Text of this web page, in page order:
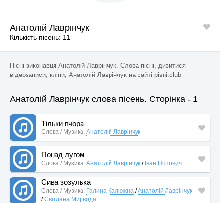
Анатолій Лаврінчук
Кількість пісень: 11
Пісні виконавця Анатолій Лаврінчук. Слова пісні, дивитися
відеозаписи, кліпи, Анатолій Лаврінчук на сайті pisni.club
Анатолій Лаврінчук слова пісень. Сторінка - 1
Тільки вчора
Слова / Музика: Анатолій Лаврінчук
Понад лугом
Слова / Музика: Анатолій Лаврінчук / Іван Попович
Сива зозулька
Слова / Музика: Галина Калюжна /Анатолій Лаврінчук
/Світлана Мирвода